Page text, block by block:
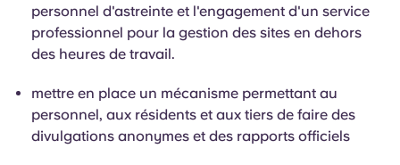
personnel d'astreinte et l'engagement d'un service
professionnel pour la gestion des sites en dehors
des heures de travail.
mettre en place un mécanisme permettant au
personnel, aux résidents et aux tiers de faire des
divulgations anonymes et des rapports officiels